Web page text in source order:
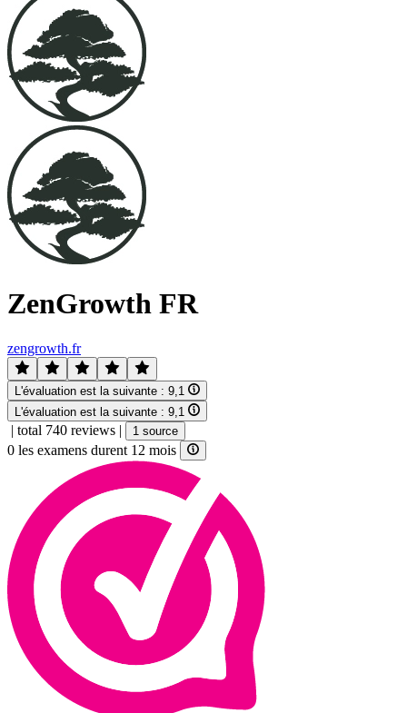
ZenGrowth FR
zengrowth.fr
L'évaluation est la suivante : 9,1
L'évaluation est la suivante : 9,1
| total 740 reviews | 1 source
0 les examens durent 12 mois